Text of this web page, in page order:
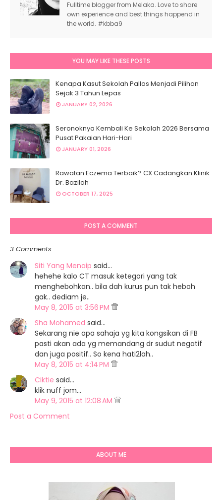
Fulltime blogger from Melaka. Love to share
own experience and best things happend in
the world. #kbba9
YOU MAY LIKE THESE POSTS
Kenapa Kasut Sekolah Pallas Menjadi Pilihan
Sejak 3 Tahun Lepas
JANUARY 02, 2026
Seronoknya Kembali Ke Sekolah 2026 Bersama
Pusat Pakaian Hari-Hari
JANUARY 01, 2026
Rawatan Eczema Terbaik? CX Cadangkan Klinik
Dr. Bazilah
OCTOBER 17, 2025
POST A COMMENT
3 Comments
Siti Yang Menaip said…
hehehe kalo CT masuk ketegori yang tak
menghebohkan.. bila dah kurus pun tak heboh
gak.. dediam je..
May 8, 2015 at 3:56 PM
Sha Mohamed said…
Sekarang nie apa sahaja yg kita kongsikan di FB
pasti akan ada yg memandang dr sudut negatif
dan juga positif.. So kena hati2lah..
May 8, 2015 at 4:14 PM
Ciktie said…
klik nuff jom...
May 9, 2015 at 12:08 AM
Post a Comment
ABOUT ME